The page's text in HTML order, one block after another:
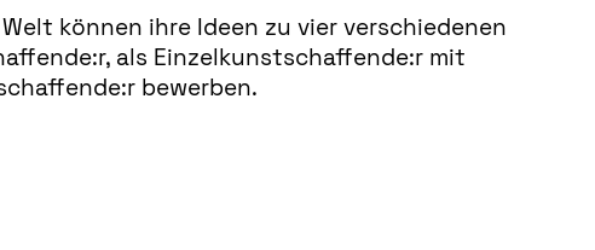
können ihre Ideen zu vier verschiedenen
als Einzelkunstschaffende:r mit
bewerben.